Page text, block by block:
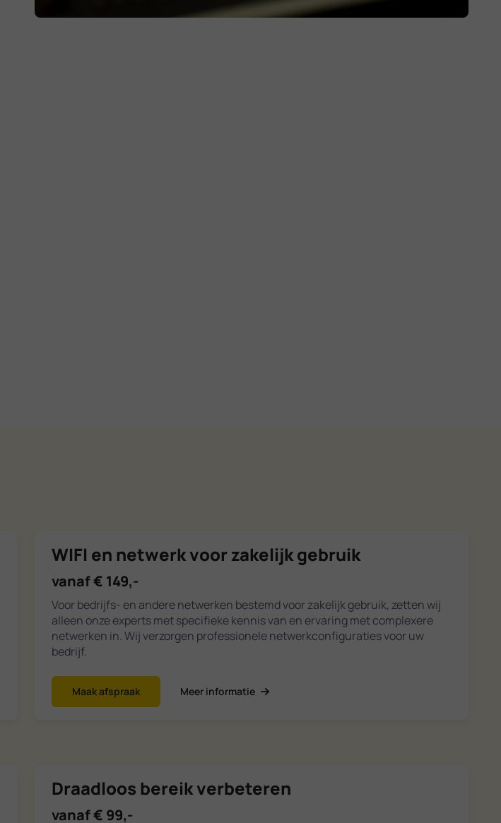
WIFI en netwerk voor zakelijk gebruik
vanaf € 149,-
Voor bedrijfs- en andere netwerken bestemd voor zakelijk gebruik, zetten wij
alleen onze experts met specifieke kennis van en ervaring met complexere
netwerken in. Wij verzorgen professionele netwerkconfiguraties voor uw
bedrijf.
Maak afspraak Meer informatie
Draadloos bereik verbeteren
vanaf € 99,-